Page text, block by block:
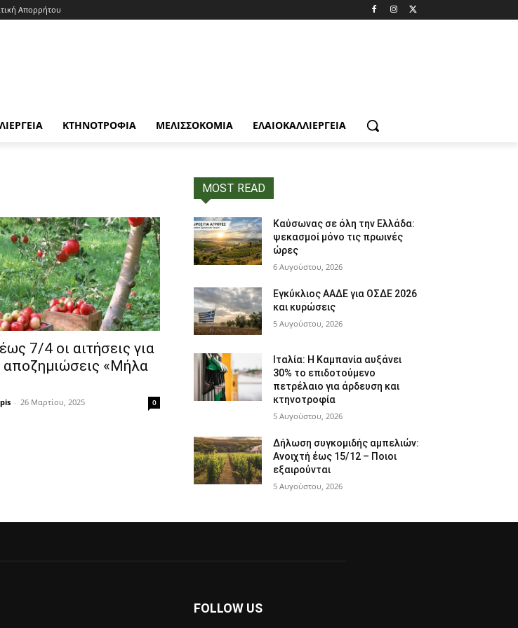
Απορρήτου
ΚΤΗΝΟΤΡΟΦΙΑ ΜΕΛΙΣΣΟΚΟΜΙΑ ΕΛΑΙΟΚΑΛΛΙΈΡΓΕΙΑ
7/4 οι αιτήσεις για
αποζημιώσεις «Μήλα
- 26 Μαρτίου, 2025 0
MOST READ
Καύσωνας σε όλη την Ελλάδα:
ψεκασμοί μόνο τις πρωινές
ώρες
6 Αυγούστου, 2026
Εγκύκλιος ΑΑΔΕ για ΟΣΔΕ 2026
και κυρώσεις
5 Αυγούστου, 2026
Ιταλία: Η Καμπανία αυξάνει
30% το επιδοτούμενο
πετρέλαιο για άρδευση και
κτηνοτροφία
5 Αυγούστου, 2026
Δήλωση συγκομιδής αμπελιών:
Ανοιχτή έως 15/12 – Ποιοι
εξαιρούνται
5 Αυγούστου, 2026
FOLLOW US